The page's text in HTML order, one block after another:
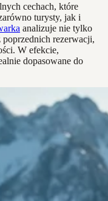
cechach, które
turysty, jak i
analizuje nie tylko
poprzednich rezerwacji,
W efekcie,
dopasowane do